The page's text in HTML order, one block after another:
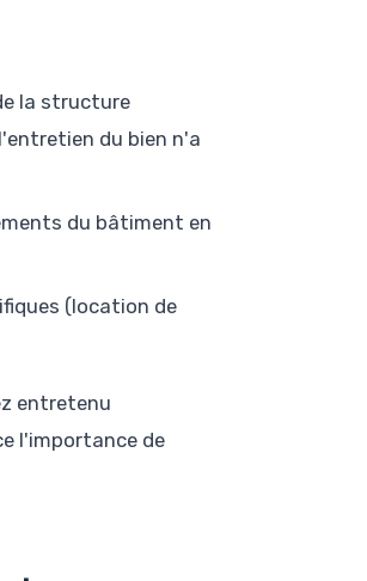
la structure
du bien n'a
du bâtiment en
(location de
entretenu
l'importance de